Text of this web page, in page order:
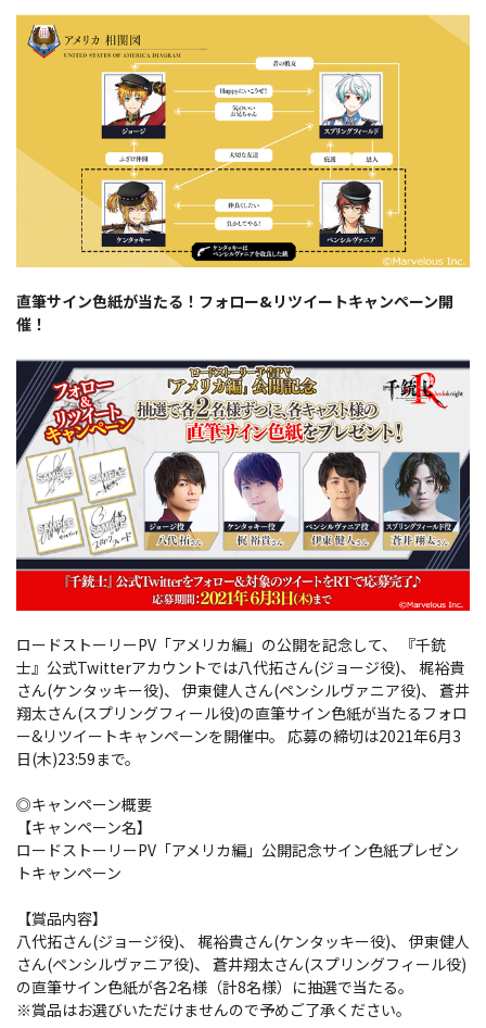
直筆サイン色紙が当たる！フォロー&リツイートキャンペーン開
催！
ロードストーリーPV「アメリカ編」の公開を記念して、 『千銃
士』公式Twitterアカウントでは八代拓さん(ジョージ役)、 梶裕貴
さん(ケンタッキー役)、 伊東健人さん(ペンシルヴァニア役)、 蒼井
翔太さん(スプリングフィール役)の直筆サイン色紙が当たるフォロ
ー&リツイートキャンペーンを開催中。 応募の締切は2021年6月3
日(木)23:59まで。
◎キャンペーン概要
【キャンペーン名】
ロードストーリーPV「アメリカ編」公開記念サイン色紙プレゼン
トキャンペーン
【賞品内容】
八代拓さん(ジョージ役)、 梶裕貴さん(ケンタッキー役)、 伊東健人
さん(ペンシルヴァニア役)、 蒼井翔太さん(スプリングフィール役)
の直筆サイン色紙が各2名様（計8名様）に抽選で当たる。
※賞品はお選びいただけませんので予めご了承ください。